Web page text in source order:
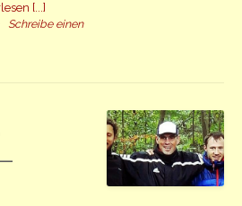
[...]
Schreibe einen